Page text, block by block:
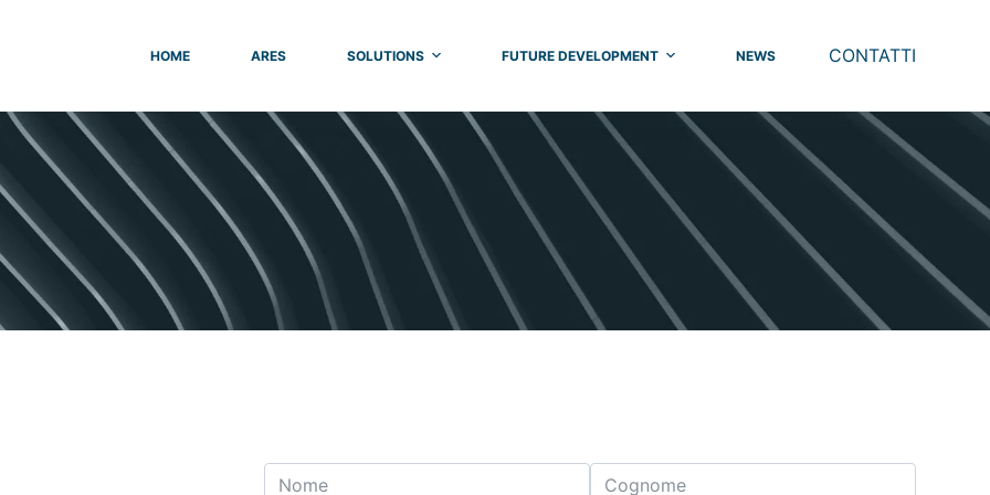
HOME ARES SOLUTIONS FUTURE DEVELOPMENT NEWS CONTATTI